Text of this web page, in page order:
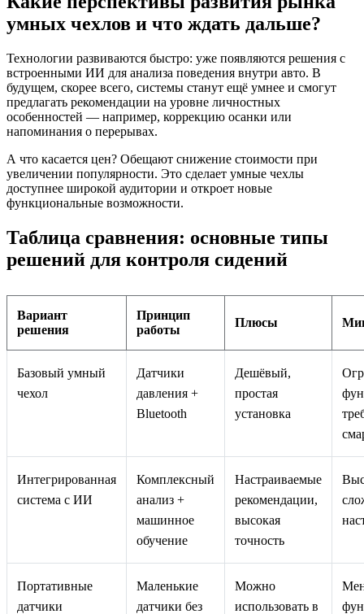
умных чехлов и что ждать дальше?
Технологии развиваются быстро: уже появляются решения с
встроенными ИИ для анализа поведения внутри авто. В
будущем, скорее всего, системы станут ещё умнее и смогут
предлагать рекомендации на уровне личностных
особенностей — например, коррекцию осанки или
напоминания о перерывах.
А что касается цен? Обещают снижение стоимости при
увеличении популярности. Это сделает умные чехлы
доступнее широкой аудитории и откроет новые
функциональные возможности.
Таблица сравнения: основные типы
решений для контроля сидений
Вариант
решения
Принцип
работы
Плюсы
Базовый умный
чехол
Датчики
давления +
Bluetooth
Дешёвый,
простая
установка
Интегрированная
система с ИИ
Комплексный
анализ +
машинное
обучение
Настраиваемые
рекомендации,
высокая
точность
Портативные
датчики
Маленькие
датчики без
Можно
использовать в